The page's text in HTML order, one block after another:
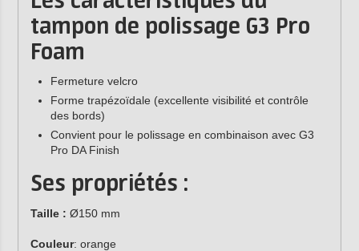
tampon de polissage G3 Pro
Foam
Fermeture velcro
Forme trapézoïdale (excellente visibilité et contrôle
des bords)
Convient pour le polissage en combinaison avec G3
Pro DA Finish
Ses propriétés :
Taille : Ø150 mm
Couleur: orange